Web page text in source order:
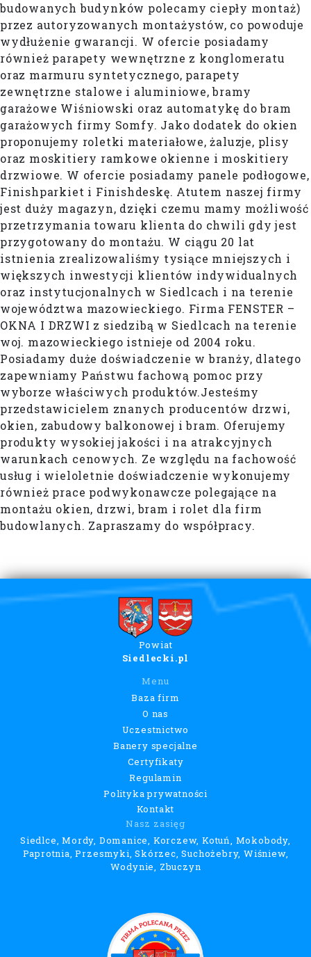
budowanych budynków polecamy ciepły montaż)
przez autoryzowanych montażystów, co powoduje
wydłużenie gwarancji. W ofercie posiadamy
również parapety wewnętrzne z konglomeratu
oraz marmuru syntetycznego, parapety
zewnętrzne stalowe i aluminiowe, bramy
garażowe Wiśniowski oraz automatykę do bram
garażowych firmy Somfy. Jako dodatek do okien
proponujemy roletki materiałowe, żaluzje, plisy
oraz moskitiery ramkowe okienne i moskitiery
drzwiowe. W ofercie posiadamy panele podłogowe,
Finishparkiet i Finishdeskę. Atutem naszej firmy
jest duży magazyn, dzięki czemu mamy możliwość
przetrzymania towaru klienta do chwili gdy jest
przygotowany do montażu. W ciągu 20 lat
istnienia zrealizowaliśmy tysiące mniejszych i
większych inwestycji klientów indywidualnych
oraz instytucjonalnych w Siedlcach i na terenie
województwa mazowieckiego. Firma FENSTER –
OKNA I DRZWI z siedzibą w Siedlcach na terenie
woj. mazowieckiego istnieje od 2004 roku.
Posiadamy duże doświadczenie w branży, dlatego
zapewniamy Państwu fachową pomoc przy
wyborze właściwych produktów. ​ Jesteśmy
przedstawicielem znanych producentów drzwi,
okien, zabudowy balkonowej i bram. Oferujemy
produkty wysokiej jakości i na atrakcyjnych
warunkach cenowych. Ze względu na fachowość
usług i wieloletnie doświadczenie wykonujemy
również prace podwykonawcze polegające na
montażu okien, drzwi, bram i rolet dla firm
budowlanych. Zapraszamy do współpracy.
Powiat
Siedlecki.pl
Menu
Baza firm
O nas
Uczestnictwo
Banery specjalne
Certyfikaty
Regulamin
Polityka prywatności
Kontakt
Nasz zasięg
Siedlce, Mordy, Domanice, Korczew, Kotuń, Mokobody,
Paprotnia, Przesmyki, Skórzec, Suchożebry, Wiśniew,
Wodynie, Zbuczyn